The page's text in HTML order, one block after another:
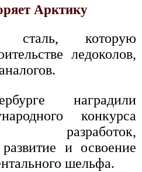
Арктику
сталь, которую
ледоколов,
наградили
конкурса
разработок,
и освоение
шельфа.